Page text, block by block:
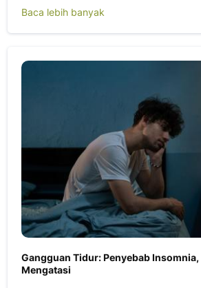
Baca lebih banyak
Gangguan Tidur: Penyebab Insomnia,
Mengatasi